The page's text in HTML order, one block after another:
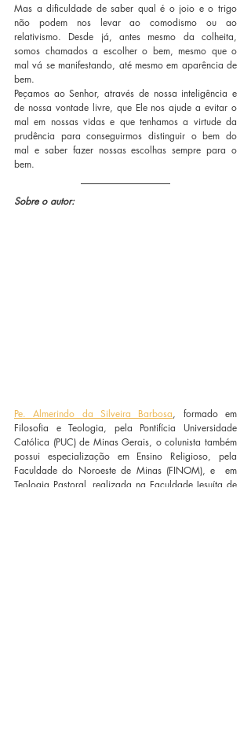
Mas a dificuldade de saber qual é o joio e o trigo
não podem nos levar ao comodismo ou ao
relativismo. Desde já, antes mesmo da colheita,
somos chamados a escolher o bem, mesmo que o
mal vá se manifestando, até mesmo em aparência de
bem.
Peçamos ao Senhor, através de nossa inteligência e
de nossa vontade livre, que Ele nos ajude a evitar o
mal em nossas vidas e que tenhamos a virtude da
prudência para conseguirmos distinguir o bem do
mal e saber fazer nossas escolhas sempre para o
bem.
Sobre o autor:
Pe. Almerindo da Silveira Barbosa, formado em
Filosofia e Teologia, pela Pontifícia Universidade
Católica (PUC) de Minas Gerais, o colunista também
possui especialização em Ensino Religioso, pela
Faculdade do Noroeste de Minas (FINOM), e  em
Teologia Pastoral, realizada na Faculdade Jesuíta de